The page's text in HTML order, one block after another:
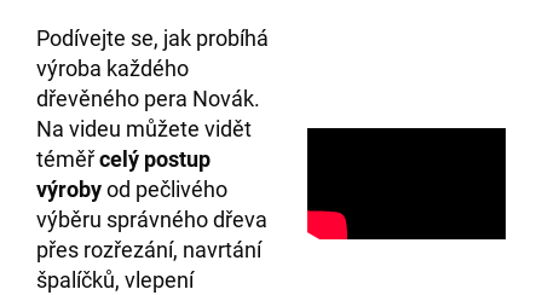
Podívejte se, jak probíhá
výroba každého
dřevěného pera Novák.
Na videu můžete vidět
téměřcelý postup
výrobyod pečlivého
výběru správného dřeva
přes rozřezání, navrtání
špalíčků, vlepení